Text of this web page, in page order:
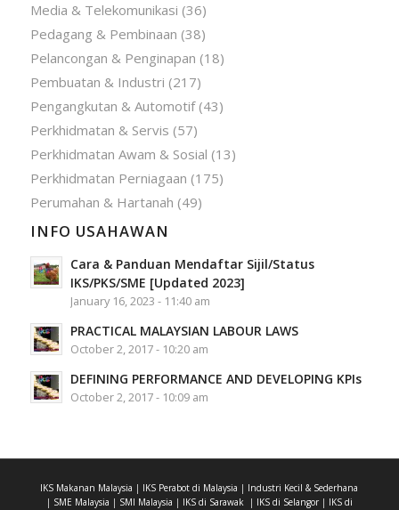
Media & Telekomunikasi (36)
Pedagang & Pembinaan (38)
Pelancongan & Penginapan (18)
Pembuatan & Industri (217)
Pengangkutan & Automotif(43)
Perkhidmatan & Servis (57)
Perkhidmatan Awam & Sosial (13)
Perkhidmatan Perniagaan (175)
Perumahan & Hartanah (49)
INFO USAHAWAN
Cara & Panduan Mendaftar Sijil/Status
IKS/PKS/SME [Updated 2023]
January 16, 2023 - 11:40 am
PRACTICAL MALAYSIAN LABOUR LAWS
October 2, 2017 - 10:20 am
DEFINING PERFORMANCE AND DEVELOPING KPIs
October 2, 2017 - 10:09 am
IKS Makanan Malaysia | IKS Perabot di Malaysia | Industri Kecil & Sederhana
| SME Malaysia | SMI Malaysia | IKS di Sarawak | IKS di Selangor| IKS di